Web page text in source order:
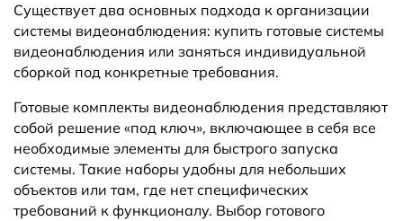
Существует два основных подхода к организации
системы видеонаблюдения: купить готовые системы
видеонаблюдения или заняться индивидуальной
сборкой под конкретные требования.
Готовые комплекты видеонаблюдения представляют
собой решение «под ключ», включающее в себя все
необходимые элементы для быстрого запуска
системы. Такие наборы удобны для небольших
объектов или там, где нет специфических
требований к функционалу. Выбор готового